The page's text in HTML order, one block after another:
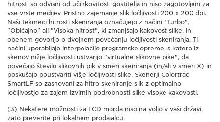
hitrosti so odvisni od učinkovitosti gostitelja in niso zagotovljeni za
vse vrste medijev. Pristno zajemanje slik ločljivosti 200 x 200 dpi.
Naši tekmeci hitrosti skeniranja označujejo z načini "Turbo",
"Običajno" ali "Visoka hitrost", ki zmanjšajo kakovost slike, in
obenem govorijo o dvojnem povečanju ločljivosti skeniranja. Ti
načini uporabljajo interpolacijo programske opreme, s katero iz
skenov nižje ločljivosti ustvarijo "virtualne slikovne pike", da
povečajo število slikovnih pik v smeri skeniranja (in/ali v smeri X) in
poskušajo poustvariti višje ločljivosti slike. Skenerji Colortrac
SmartLF so zasnovani za hitro skeniranje slik z optimalno
ločljivostjo za zajem izvirnih podrobnosti slike visoke kakovosti.
(3) Nekatere možnosti za LCD morda niso na voljo v vaši državi,
zato preverite pri lokalnem prodajalcu.